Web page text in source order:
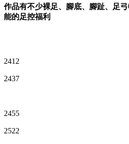
作品有不少裸足、腳底、腳趾、足
能的足控福利
2412
2437
2455
2522